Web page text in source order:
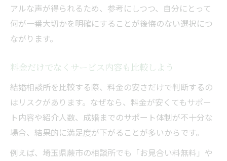
アルな声が得られるため、参考にしつつ、自分にとって
何が一番大切かを明確にすることが後悔のない選択につ
ながります。
料金だけでなくサービス内容も比較しよう
結婚相談所を比較する際、料金の安さだけで判断するの
はリスクがあります。なぜなら、料金が安くてもサポー
ト内容や紹介人数、成婚までのサポート体制が不十分な
場合、結果的に満足度が下がることが多いからです。
例えば、埼玉県蕨市の相談所でも「お見合い料無料」や